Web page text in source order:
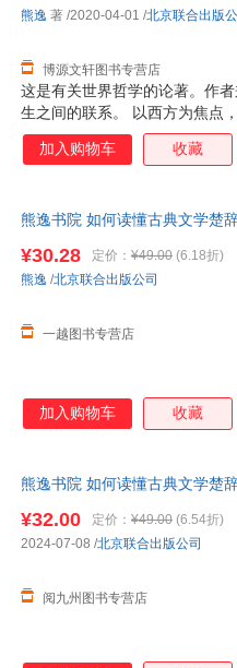
这是有关世界哲学的论著。作
生之间的联系。 以西方为焦点
者提供一个哲学、以及怎样应
逻辑方法。给喜爱哲学的读者
博源文轩图书专营店
熊逸 著 /2020-04-01 /北京联合出版
加入购物车 收藏
熊逸书院 如何读懂古典文学楚
¥30.28 定价： ¥49.00 (6.18折)
一越图书专营店
熊逸 /北京联合出版公司
加入购物车 收藏
熊逸书院 如何读懂古典文学楚
¥32.00 定价： ¥49.00 (6.54折)
阅九州图书专营店
2024-07-08 /北京联合出版公司